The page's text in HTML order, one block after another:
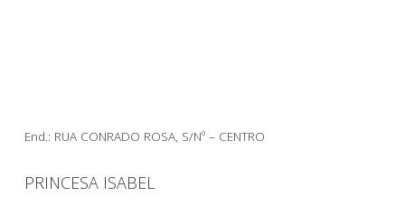
End.: RUA CONRADO ROSA, S/Nº – CENTRO
PRINCESA ISABEL